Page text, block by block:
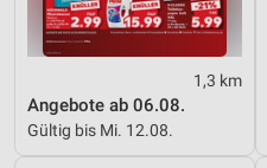
1,3 km
Angebote ab 06.08.
Gültig bis Mi. 12.08.
Werbung